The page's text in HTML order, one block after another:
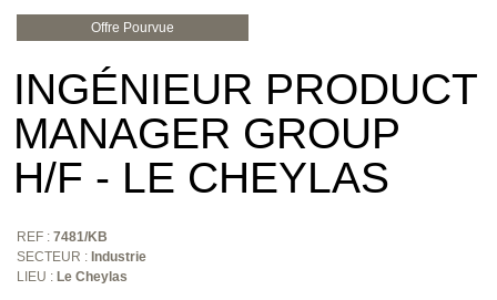
Offre Pourvue
INGÉNIEUR PRODUCT
MANAGER GROUP
H/F - LE CHEYLAS
REF : 7481/KB
SECTEUR : Industrie
LIEU : Le Cheylas